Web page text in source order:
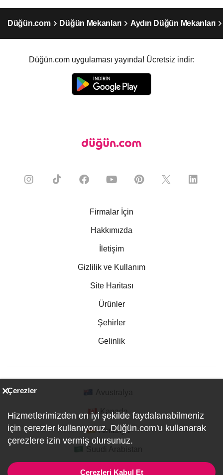
Düğün.com Düğün Mekanları Aydın Düğün Mekanları
Düğün.com uygulaması yayında! Ücretsiz indir:
Firmalar İçin
Hakkımızda
İletişim
Gizlilik ve Kullanım
Site Haritası
Ürünler
Şehirler
Gelinlik
Kanada
Almanya
Çerezler
Hizmetlerimizden en iyi şekilde faydalanabilmeniz
için çerezler kullanıyoruz. Düğün.com'u kullanarak
çerezlere izin vermiş olursunuz.
Çerezleri Kabul Et